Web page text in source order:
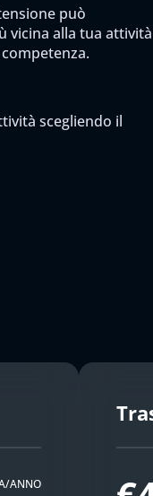
può
vicina alla tua attività
scegliendo il
ANNO